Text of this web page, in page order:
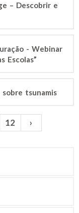
– Descobrir e
- Webinar
Escolas”
tsunamis
12 ›